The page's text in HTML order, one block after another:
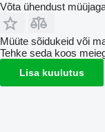
Võta ühendust
Müüte sõidukeid või
Tehke seda koos
Lisa kuulutus